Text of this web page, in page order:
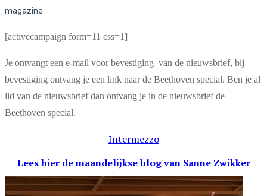
magazine
[activecampaign form=11 css=1]
Je ontvangt een e-mail voor bevestiging van de nieuwsbrief, bij
bevestiging ontvang je een link naar de Beethoven special. Ben je al
lid van de nieuwsbrief dan ontvang je in de nieuwsbrief de
Beethoven special.
Intermezzo
Lees hier de maandelijkse blogvan Sanne Zwikker